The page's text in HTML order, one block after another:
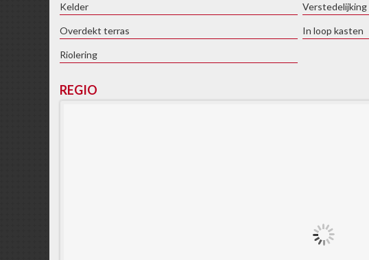
Kelder Verstedelijking
Overdekt terras In loop kasten
Riolering
REGIO